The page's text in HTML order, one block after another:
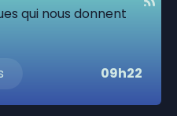
qui nous donnent
09h22